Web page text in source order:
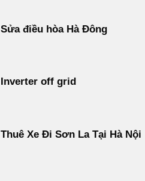
Sửa điều hòa Hà Đông
Inverter off grid
Thuê Xe Đi Sơn La Tại Hà Nội